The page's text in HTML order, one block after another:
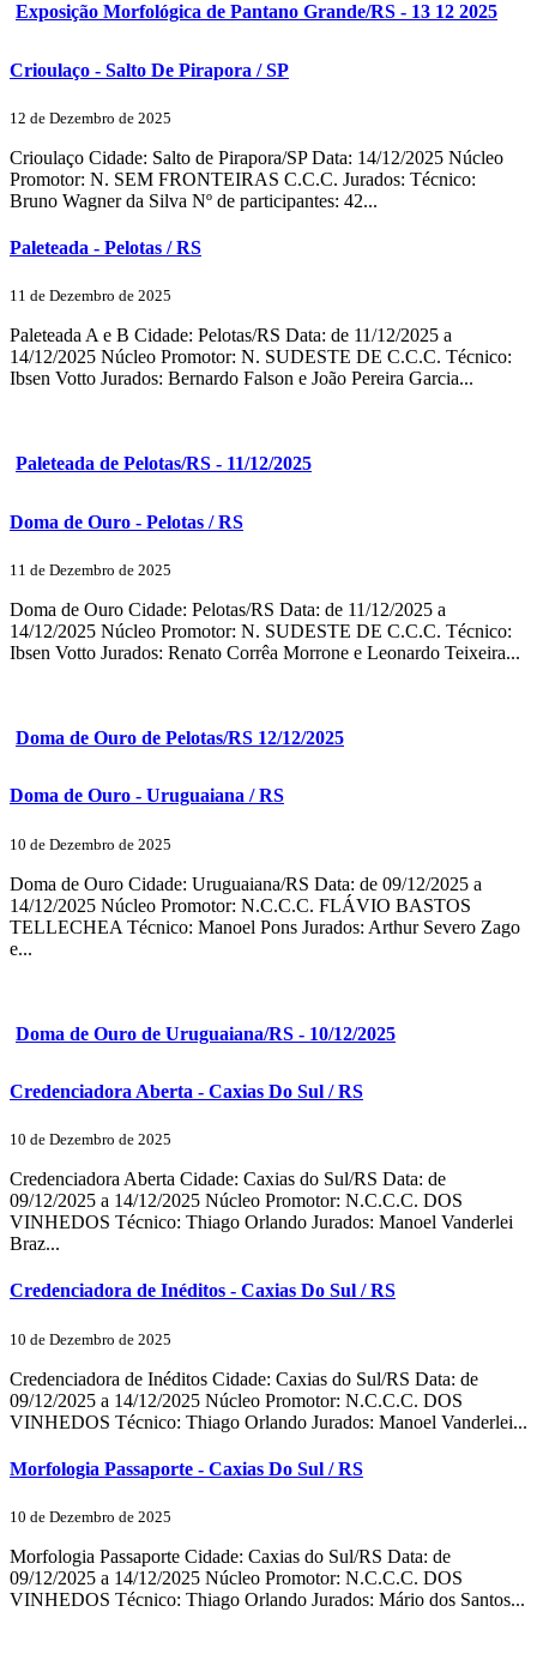
Exposição Morfológica de Pantano Grande/RS - 13 12 2025
Crioulaço - Salto De Pirapora / SP
12 de Dezembro de 2025
Crioulaço Cidade: Salto de Pirapora/SP Data: 14/12/2025 Núcleo
Promotor: N. SEM FRONTEIRAS C.C.C. Jurados: Técnico:
Bruno Wagner da Silva Nº de participantes: 42...
Paleteada - Pelotas / RS
11 de Dezembro de 2025
Paleteada A e B Cidade: Pelotas/RS Data: de 11/12/2025 a
14/12/2025 Núcleo Promotor: N. SUDESTE DE C.C.C. Técnico:
Ibsen Votto Jurados: Bernardo Falson e João Pereira Garcia...
Paleteada de Pelotas/RS - 11/12/2025
Doma de Ouro - Pelotas / RS
11 de Dezembro de 2025
Doma de Ouro Cidade: Pelotas/RS Data: de 11/12/2025 a
14/12/2025 Núcleo Promotor: N. SUDESTE DE C.C.C. Técnico:
Ibsen Votto Jurados: Renato Corrêa Morrone e Leonardo Teixeira...
Doma de Ouro de Pelotas/RS 12/12/2025
Doma de Ouro - Uruguaiana / RS
10 de Dezembro de 2025
Doma de Ouro Cidade: Uruguaiana/RS Data: de 09/12/2025 a
14/12/2025 Núcleo Promotor: N.C.C.C. FLÁVIO BASTOS
TELLECHEA Técnico: Manoel Pons Jurados: Arthur Severo Zago
e...
Doma de Ouro de Uruguaiana/RS - 10/12/2025
Credenciadora Aberta - Caxias Do Sul / RS
10 de Dezembro de 2025
Credenciadora Aberta Cidade: Caxias do Sul/RS Data: de
09/12/2025 a 14/12/2025 Núcleo Promotor: N.C.C.C. DOS
VINHEDOS Técnico: Thiago Orlando Jurados: Manoel Vanderlei
Braz...
Credenciadora de Inéditos - Caxias Do Sul / RS
10 de Dezembro de 2025
Credenciadora de Inéditos Cidade: Caxias do Sul/RS Data: de
09/12/2025 a 14/12/2025 Núcleo Promotor: N.C.C.C. DOS
VINHEDOS Técnico: Thiago Orlando Jurados: Manoel Vanderlei...
Morfologia Passaporte - Caxias Do Sul / RS
10 de Dezembro de 2025
Morfologia Passaporte Cidade: Caxias do Sul/RS Data: de
09/12/2025 a 14/12/2025 Núcleo Promotor: N.C.C.C. DOS
VINHEDOS Técnico: Thiago Orlando Jurados: Mário dos Santos...